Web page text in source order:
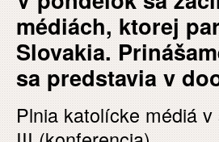
médiách, ktorej
Slovakia.
sa predstavia v
Plnia katolícke médiá